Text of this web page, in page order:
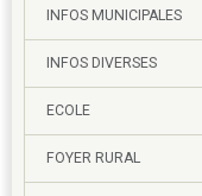
INFOS MUNICIPALES
INFOS DIVERSES
ECOLE
FOYER RURAL